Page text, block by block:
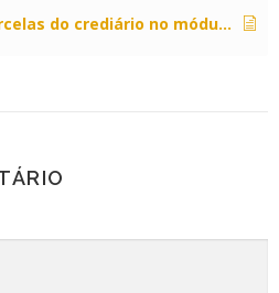
Como dar baixa nas parcelas do crediário no módulo de recebimento de carnê?